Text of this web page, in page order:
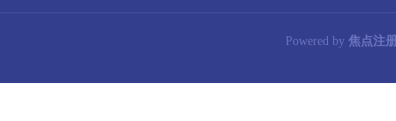
Powered by 焦点注